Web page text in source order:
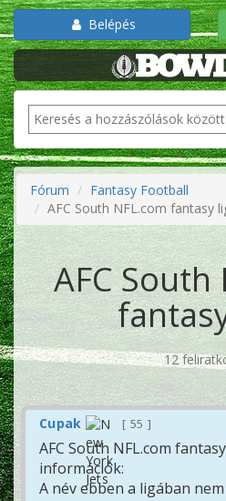
Belépés
Fórum
Fantasy Football
AFC South NFL.com fantasy
AFC South
12
Cupak 55
AFC South NFL.com
információk:
A név ebben a ligában